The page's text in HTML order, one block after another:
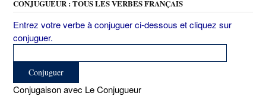
CONJUGUEUR : TOUS LES VERBES FRANÇAIS
Entrez votre verbe à conjuguer ci-dessous et cliquez sur
conjuguer.
Conjugaison avec Le Conjugueur